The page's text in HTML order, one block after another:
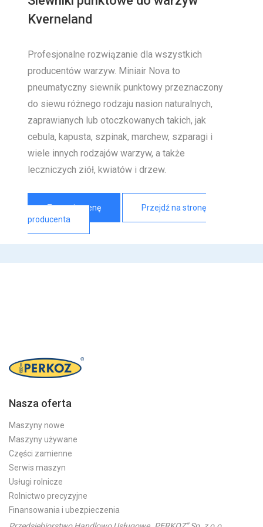
Kverneland
Profesjonalne rozwiązanie dla wszystkich
producentów warzyw. Miniair Nova to
pneumatyczny siewnik punktowy przeznaczony
do siewu różnego rodzaju nasion naturalnych,
zaprawianych lub otoczkowanych takich, jak
cebula, kapusta, szpinak, marchew, szparagi i
wiele innych rodzajów warzyw, a także
leczniczych ziół, kwiatów i drzew.
Zapytaj o cenę
Przejdź na stronę
producenta
Nasza oferta
Maszyny nowe
Maszyny używane
Części zamienne
Serwis maszyn
Usługi rolnicze
Rolnictwo precyzyjne
Finansowania i ubezpieczenia